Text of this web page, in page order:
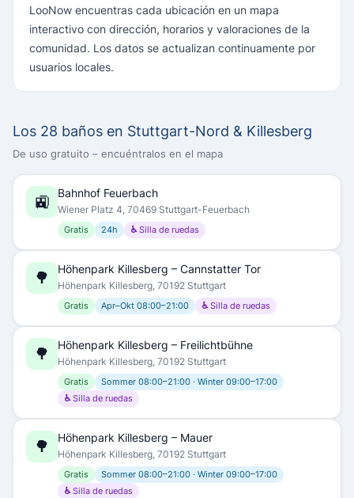
LooNow encuentras cada ubicación en un mapa
interactivo con dirección, horarios y valoraciones de la
comunidad. Los datos se actualizan continuamente por
usuarios locales.
Los 28 baños en Stuttgart-Nord & Killesberg
De uso gratuito – encuéntralos en el mapa
🚉 Bahnhof Feuerbach
Wiener Platz 4, 70469 Stuttgart-Feuerbach
Gratis 24h ♿ Silla de ruedas
🌳 Höhenpark Killesberg – Cannstatter Tor
Höhenpark Killesberg, 70192 Stuttgart
Gratis Apr–Okt 08:00–21:00 ♿ Silla de ruedas
🌳 Höhenpark Killesberg – Freilichtbühne
Höhenpark Killesberg, 70192 Stuttgart
Gratis
Sommer 08:00–21:00 · Winter 09:00–17:00
♿ Silla de ruedas
🌳 Höhenpark Killesberg – Mauer
Höhenpark Killesberg, 70192 Stuttgart
Gratis
Sommer 08:00–21:00 · Winter 09:00–17:00
♿ Silla de ruedas